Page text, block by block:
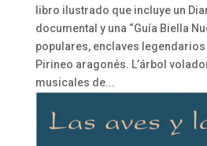
libro ilustrado que incluye un
documental y una “Guía Biella
populares, enclaves legendarios
Pirineo aragonés. L’árbol
musicales de...